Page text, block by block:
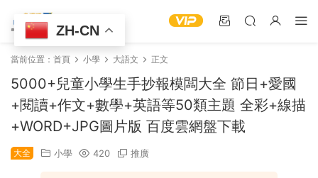
當前位置： 首頁 小學 大語文 正文
5000+兒童小學生手抄報模闆大全 節日+愛國
+閱讀+作文+數學+英語等50類主題 全彩+線描
+WORD+JPG圖片版 百度雲網盤下載
大全 小學 420 推廣
ZH-CN